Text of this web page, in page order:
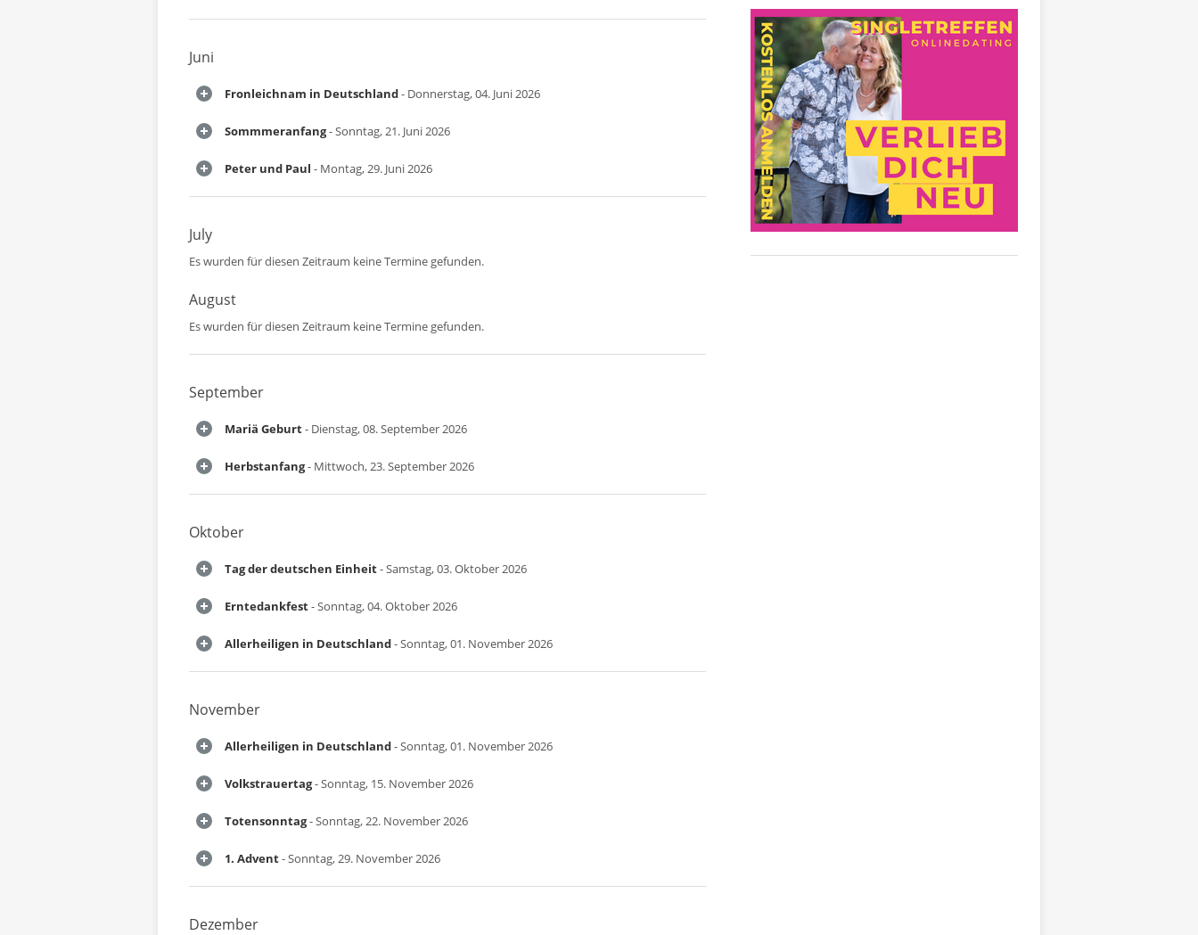
Juni
Fronleichnam in Deutschland- Donnerstag, 04. Juni 2026
Sommmeranfang- Sonntag, 21. Juni 2026
Peter und Paul - Montag, 29. Juni 2026
July
Es wurden für diesen Zeitraum keine Termine gefunden.
August
Es wurden für diesen Zeitraum keine Termine gefunden.
September
Mariä Geburt- Dienstag, 08. September 2026
Herbstanfang- Mittwoch, 23. September 2026
Oktober
Tag der deutschen Einheit- Samstag, 03. Oktober 2026
Erntedankfest- Sonntag, 04. Oktober 2026
Allerheiligen in Deutschland- Sonntag, 01. November 2026
November
Allerheiligen in Deutschland- Sonntag, 01. November 2026
Volkstrauertag- Sonntag, 15. November 2026
Totensonntag- Sonntag, 22. November 2026
1. Advent- Sonntag, 29. November 2026
Dezember